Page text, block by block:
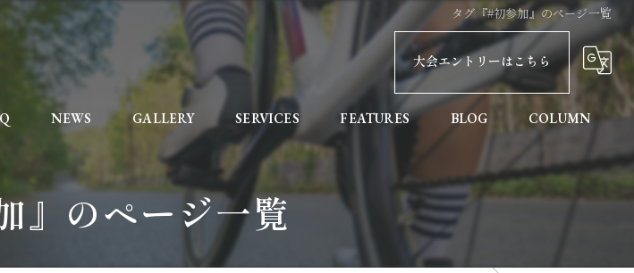
タグ『#初参加』のページ一覧
大会エントリーはこちら
NEWS GALLERY SERVICES FEATURES
初めての方へ
BLOG COLUMN
』のページ一覧